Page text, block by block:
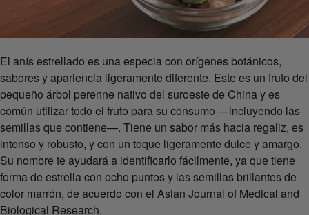
El anís estrellado es una especia con orígenes botánicos,
sabores y apariencia ligeramente diferente. Este es un fruto del
pequeño árbol perenne nativo del suroeste de China y es
común utilizar todo el fruto para su consumo —incluyendo las
semillas que contiene—. Tiene un sabor más hacia regaliz, es
intenso y robusto, y con un toque ligeramente dulce y amargo.
Su nombre te ayudará a identificarlo fácilmente, ya que tiene
forma de estrella con ocho puntos y las semillas brillantes de
color marrón, de acuerdo con el Asian Journal of Medical and
Biological Research.